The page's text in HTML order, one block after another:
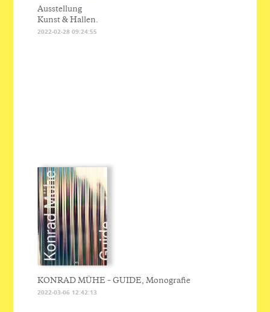
Ausstellung
Kunst & Hallen.
2022-02-28 09:24:55
KONRAD MÜHE – GUIDE, Monografie
2022-03-06 12:42:13